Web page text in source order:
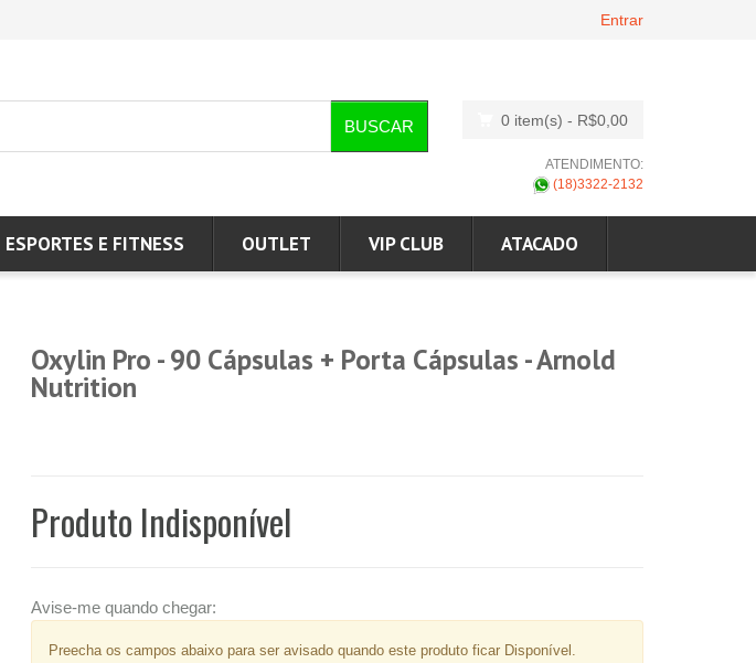
Entrar
BUSCAR 0 item(s) - R$0,00
ATENDIMENTO:
(18)3322-2132
ESPORTES E FITNESS OUTLET VIP CLUB ATACADO
Oxylin Pro - 90 Cápsulas + Porta Cápsulas - Arnold
Nutrition
Produto Indisponível
Avise-me quando chegar:
Preecha os campos abaixo para ser avisado quando este produto ficar Disponível.